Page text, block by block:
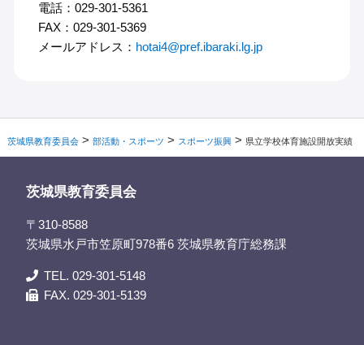
電話：029-301-5361
FAX：029-301-5369
メールアドレス： hotai4@pref.ibaraki.lg.jp
茨城県教育委員会 >部活動・スポーツ > スポーツ振興 > 県立学校体育施設開放実績
茨城県教育委員会
〒310-8588
茨城県水戸市笠原町978番6 茨城県教育庁総務課
TEL. 029-301-5148
FAX. 029-301-5139